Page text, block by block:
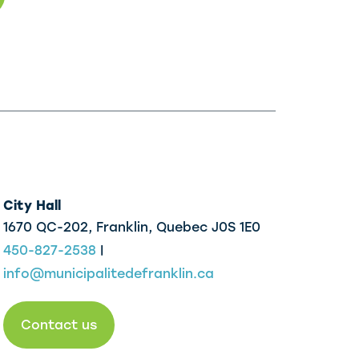
City Hall
1670 QC-202, Franklin, Quebec J0S 1E0
450-827-2538
info@municipalitedefranklin.ca
Contact us